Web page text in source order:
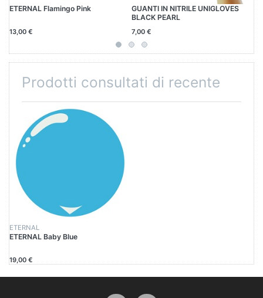
ETERNAL Flamingo Pink
13,00 €
GUANTI IN NITRILE UNIGLOVES
BLACK PEARL
7,00 €
Prodotti consultati di recente
ETERNAL
ETERNAL Baby Blue
19,00 €